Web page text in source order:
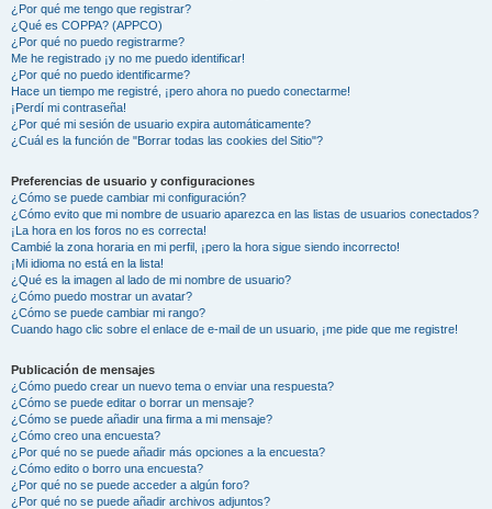
¿Por qué me tengo que registrar?
¿Qué es COPPA? (APPCO)
¿Por qué no puedo registrarme?
Me he registrado ¡y no me puedo identificar!
¿Por qué no puedo identificarme?
Hace un tiempo me registré, ¡pero ahora no puedo conectarme!
¡Perdí mi contraseña!
¿Por qué mi sesión de usuario expira automáticamente?
¿Cuál es la función de "Borrar todas las cookies del Sitio"?
Preferencias de usuario y configuraciones
¿Cómo se puede cambiar mi configuración?
¿Cómo evito que mi nombre de usuario aparezca en las listas de usuarios conectados?
¡La hora en los foros no es correcta!
Cambié la zona horaria en mi perfil, ¡pero la hora sigue siendo incorrecto!
¡Mi idioma no está en la lista!
¿Qué es la imagen al lado de mi nombre de usuario?
¿Cómo puedo mostrar un avatar?
¿Cómo se puede cambiar mi rango?
Cuando hago clic sobre el enlace de e-mail de un usuario, ¡me pide que me registre!
Publicación de mensajes
¿Cómo puedo crear un nuevo tema o enviar una respuesta?
¿Cómo se puede editar o borrar un mensaje?
¿Cómo se puede añadir una firma a mi mensaje?
¿Cómo creo una encuesta?
¿Por qué no se puede añadir más opciones a la encuesta?
¿Cómo edito o borro una encuesta?
¿Por qué no se puede acceder a algún foro?
¿Por qué no se puede añadir archivos adjuntos?